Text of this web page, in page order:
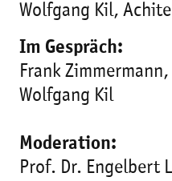
Wolfgang Kil,
Im Gespräch:
Frank
Wolfgang Kil
Moderation:
Prof. Dr. Engelbert